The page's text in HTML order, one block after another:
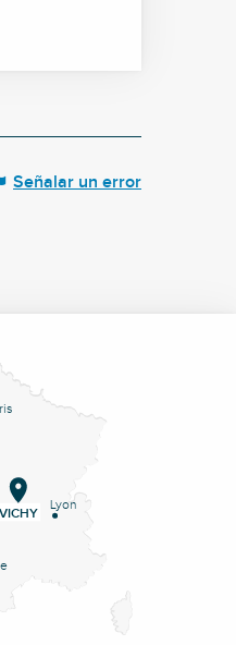
Señalar un error
Lyon
VICHY